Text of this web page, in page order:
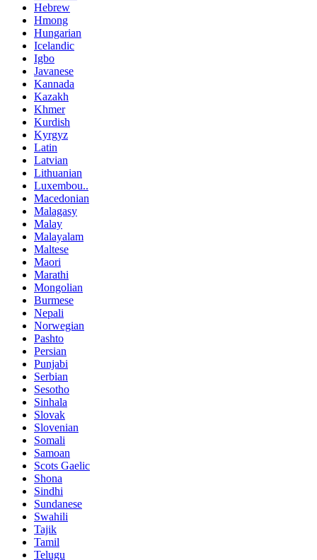
Hebrew
Hmong
Hungarian
Icelandic
Igbo
Javanese
Kannada
Kazakh
Khmer
Kurdish
Kyrgyz
Latin
Latvian
Lithuanian
Luxembou..
Macedonian
Malagasy
Malay
Malayalam
Maltese
Maori
Marathi
Mongolian
Burmese
Nepali
Norwegian
Pashto
Persian
Punjabi
Serbian
Sesotho
Sinhala
Slovak
Slovenian
Somali
Samoan
Scots Gaelic
Shona
Sindhi
Sundanese
Swahili
Tajik
Tamil
Telugu